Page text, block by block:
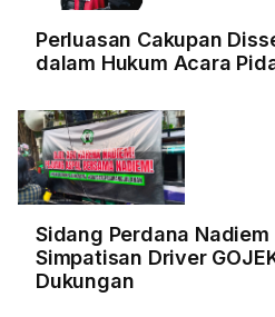
Perluasan Cakupan
dalam Hukum Acara
Sidang Perdana Nadiem
Simpatisan Driver
Dukungan